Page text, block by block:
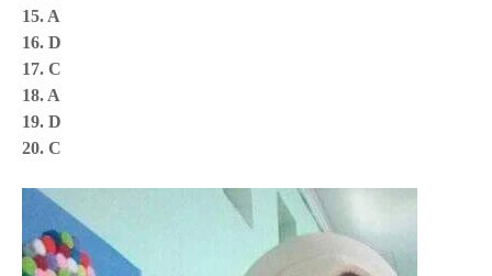
15. A
16. D
17. C
18. A
19. D
20. C